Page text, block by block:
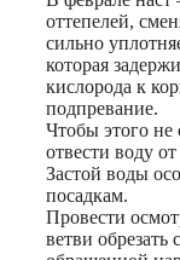
оттепелей,
сильно
которая
кислорода к
подпревание.
Чтобы этого не
отвести воду
Застой воды
посадкам.
Провести
ветви обрезать